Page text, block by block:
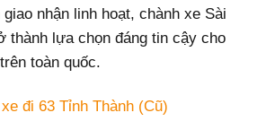
nhận linh hoạt, chành xe Sài
thành lựa chọn đáng tin cậy cho
toàn quốc.
đi 63 Tỉnh Thành (Cũ)